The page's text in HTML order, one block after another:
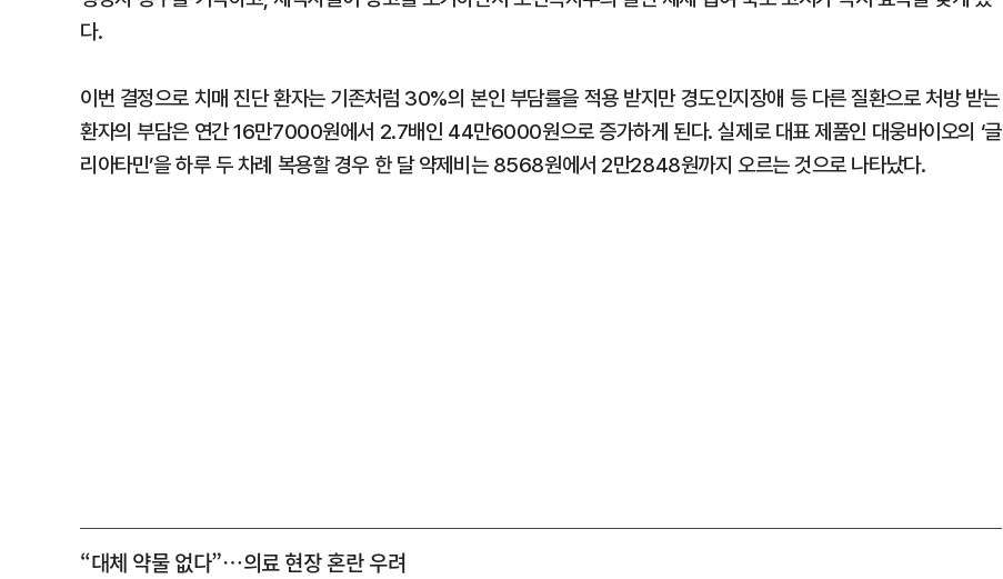
다.
이번 결정으로 치매 진단 환자는 기존처럼 30%의 본인 부담률을 적용 받지만 경도인지장애 등 다른 질환으로 처방 받는
환자의 부담은 연간 16만7000원에서 2.7배인 44만6000원으로 증가하게 된다. 실제로 대표 제품인 대웅바이오의 ‘글
리아타민’을 하루 두 차례 복용할 경우 한 달 약제비는 8568원에서 2만2848원까지 오르는 것으로 나타났다.
“대체 약물 없다”…의료 현장 혼란 우려